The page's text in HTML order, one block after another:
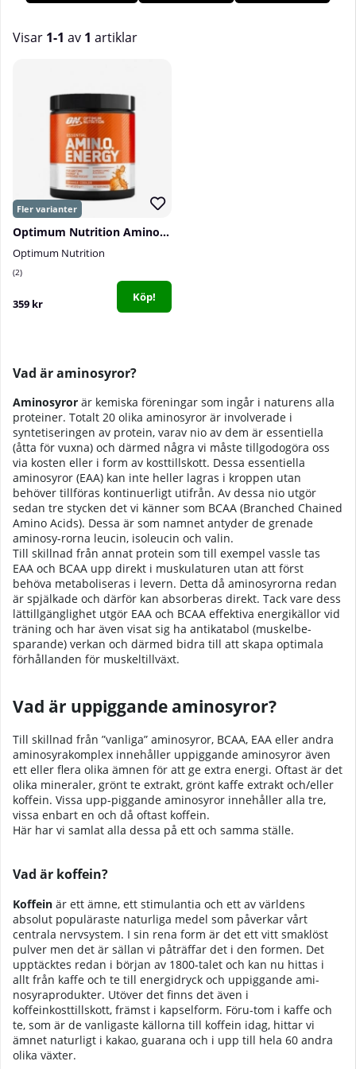
kallade uppiggandeaminosyror!
Visar 1-1 av 1 artiklar
Optimum Nutrition Amino Energy, 270 g
Optimum Nutrition
2
359 kr Köp!
Vad är aminosyror?
Aminosyror är kemiska föreningar som ingår i naturens alla
proteiner. Totalt 20 olika aminosyror är involverade i
syntetiseringen av protein, varav nio av dem är essentiella
(åtta för vuxna) och därmed några vi måste tillgodogöra oss
via kosten eller i form av kosttillskott. Dessa essentiella
aminosyror (EAA) kan inte heller lagras i kroppen utan
behöver tillföras kontinuerligt utifrån. Av dessa nio utgör
sedan tre stycken det vi känner som BCAA (Branched Chained
Amino Acids). Dessa är som namnet antyder de grenade
aminosy-rorna leucin, isoleucin och valin.
Till skillnad från annat protein som till exempel vassle tas
EAA och BCAA upp direkt i muskulaturen utan att först
behöva metaboliseras i levern. Detta då aminosyrorna redan
är spjälkade och därför kan absorberas direkt. Tack vare dess
lättillgänglighet utgör EAA och BCAA effektiva energikällor vid
träning och har även visat sig ha antikatabol (muskelbe-
sparande) verkan och därmed bidra till att skapa optimala
förhållanden för muskeltillväxt.
Vad är uppiggande aminosyror?
Till skillnad från ”vanliga” aminosyror, BCAA, EAA eller andra
aminosyrakomplex innehåller uppiggande aminosyror även
ett eller flera olika ämnen för att ge extra energi. Oftast är det
olika mineraler, grönt te extrakt, grönt kaffe extrakt och/eller
koffein. Vissa upp-piggande aminosyror innehåller alla tre,
vissa enbart en och då oftast koffein.
Här har vi samlat alla dessa på ett och samma ställe.
Vad är koffein?
Koffein är ett ämne, ett stimulantia och ett av världens
absolut populäraste naturliga medel som påverkar vårt
centrala nervsystem. I sin rena form är det ett vitt smaklöst
pulver men det är sällan vi påträffar det i den formen. Det
upptäcktes redan i början av 1800-talet och kan nu hittas i
allt från kaffe och te till energidryck och uppiggande ami-
nosyraprodukter. Utöver det finns det även i
koffeinkosttillskott, främst i kapselform. Föru-tom i kaffe och
te, som är de vanligaste källorna till koffein idag, hittar vi
ämnet naturligt i kakao, guarana och i upp till hela 60 andra
olika växter.